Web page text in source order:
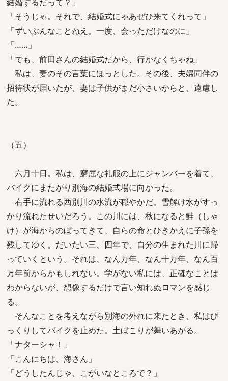
「そうじゃ。それで、結婚式にゃあぜひ来てくれって」
「ずいぶんなことねえ。一度、会っただけなのに」
「……」
「でも、前田さんの結婚式だから、行かなくちゃね」
私は、妻のその言葉にほっとした。その後、夫婦同伴の
招待状が届いたが、妻は子供がまだ小さいからと、遠慮し
た。
（五）
六月十日。私は、窮屈な礼服の上にジャンバーを着て、
バイクにまたがり別海の結婚式場に向かった。
右手に流れる西別川の水流が穏やかだ。雪解け水がすっ
かり流れたせいだろう。この川には、秋になると鮭（しゃ
け）が海からのぼってきて、自らの命とひきかえに子孫を
残してゆく。だいたい三、四年で、自分の生まれた川に帰
っていくという。それは、なん万年、なん十万年、なん百
万年前からかもしれない。学がない私には、正確なことは
わからないが、想像するだけで言い知れぬロマンを感じ
る。
そんなことを考えながら別海の外れに来たとき、私はび
っくりしてバイクを止めた。土ぼこりが舞いあがる。
「ナターシャ！」
「こんにちは、海さん」
「どうしたんじゃ、こがいなところで？」